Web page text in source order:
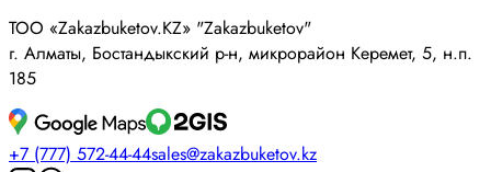
ТОО «Zakazbuketov.KZ» "Zakazbuketov"
г. Алматы, Бостандыкский р-н, микрорайон Керемет, 5, н.п.
185
+7 (777) 572-44-44sales@zakazbuketov.kz